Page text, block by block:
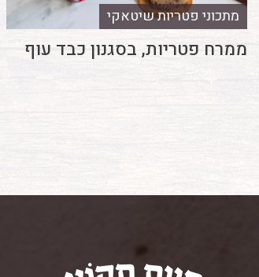
מתכוני פטריות שיטאקי
ממרח פטריות, בסגנון כבד עוף